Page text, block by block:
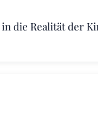
die Realität der